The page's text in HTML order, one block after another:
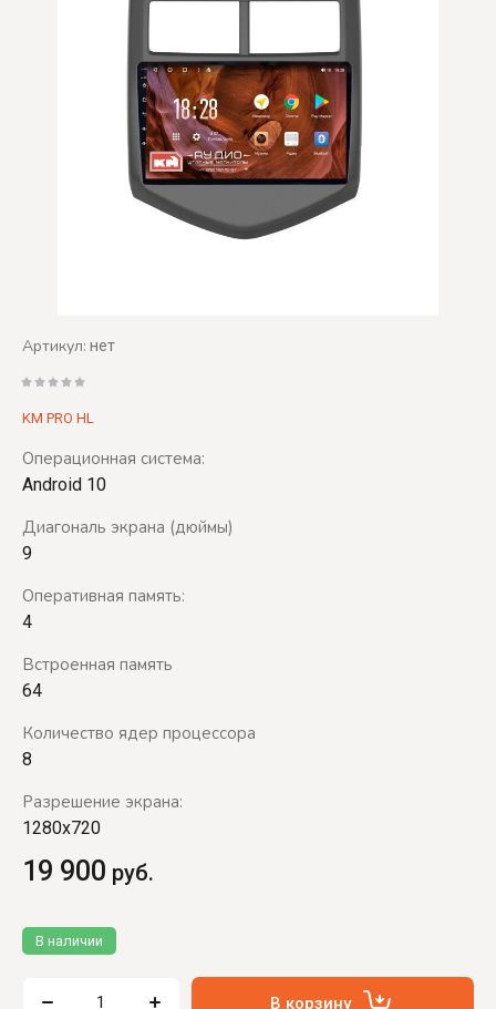
Артикул: нет
KM PRO HL
Операционная система:
Android 10
Диагональ экрана (дюймы)
9
Оперативная память:
4
Встроенная память
64
Количество ядер процессора
8
Разрешение экрана:
1280x720
В наличии
19 900 руб.
В корзину